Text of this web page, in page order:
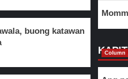
buong katawan
Column